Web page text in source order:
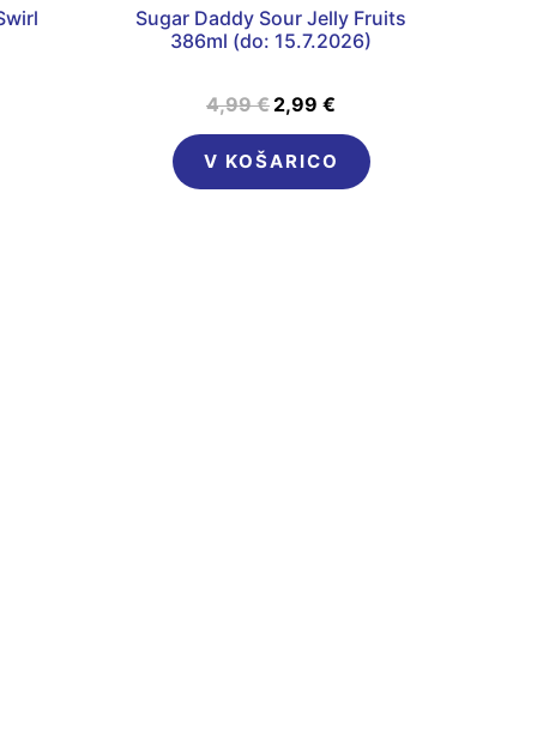
Sugar Daddy Sour Jelly Fruits
386ml (do: 15.7.2026)
4,99€ 2,99 €
V KOŠARICO